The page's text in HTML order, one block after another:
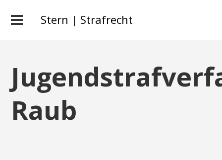
Stern | Strafrecht
Raub